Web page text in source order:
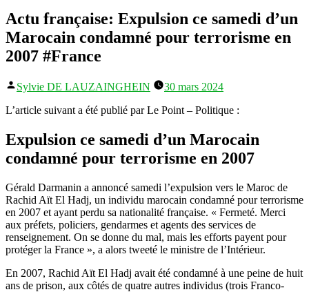
Actu française: Expulsion ce samedi d’un
Marocain condamné pour terrorisme en
2007 #France
Publié
Sylvie DE LAUZAINGHEIN
30 mars 2024
L’article suivant a été publié par Le Point – Politique :
Expulsion ce samedi d’un Marocain
condamné pour terrorisme en 2007
Gérald Darmanin a annoncé samedi l’expulsion vers le Maroc de
Rachid Aït El Hadj, un individu marocain condamné pour terrorisme
en 2007 et ayant perdu sa nationalité française. « Fermeté. Merci
aux préfets, policiers, gendarmes et agents des services de
renseignement. On se donne du mal, mais les efforts payent pour
protéger la France », a alors tweeté le ministre de l’Intérieur.
En 2007, Rachid Aït El Hadj avait été condamné à une peine de huit
ans de prison, aux côtés de quatre autres individus (trois Franco-